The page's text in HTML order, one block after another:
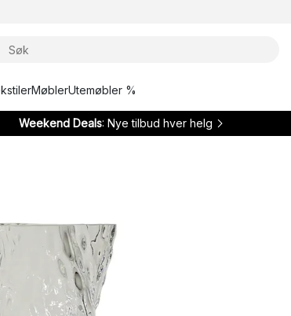
MøblerUtemøbler %
Weekend Deals: Nye tilbud hver helg